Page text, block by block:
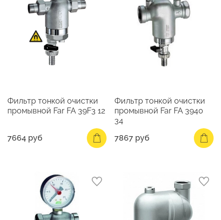
Фильтр тонкой очистки
промывной Far FA 39F3 12
7664 руб
Фильтр тонкой очистки
промывной Far FA 3940
34
7867 руб